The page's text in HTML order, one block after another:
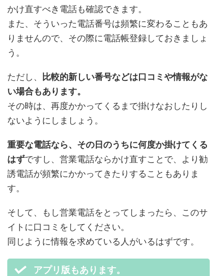
かけ直すべき電話も確認できます。
また、そういった電話番号は頻繁に変わることもあ
りませんので、その際に電話帳登録しておきましょ
う。
ただし、
比較的新しい番号などは口コミや情報がな
い場合もあります。
その時は、再度かかってくるまで掛けなおしたりし
ないようにしましょう。
重要な電話なら、その日のうちに何度か掛けてくる
はずですし、営業電話ならかけ直すことで、より勧
誘電話が頻繁にかかってきたりすることもありま
す。
そして、もし営業電話をとってしまったら、このサ
イトに口コミをしてください。
同じように情報を求めている人がいるはずです。
アプリ版もあります。